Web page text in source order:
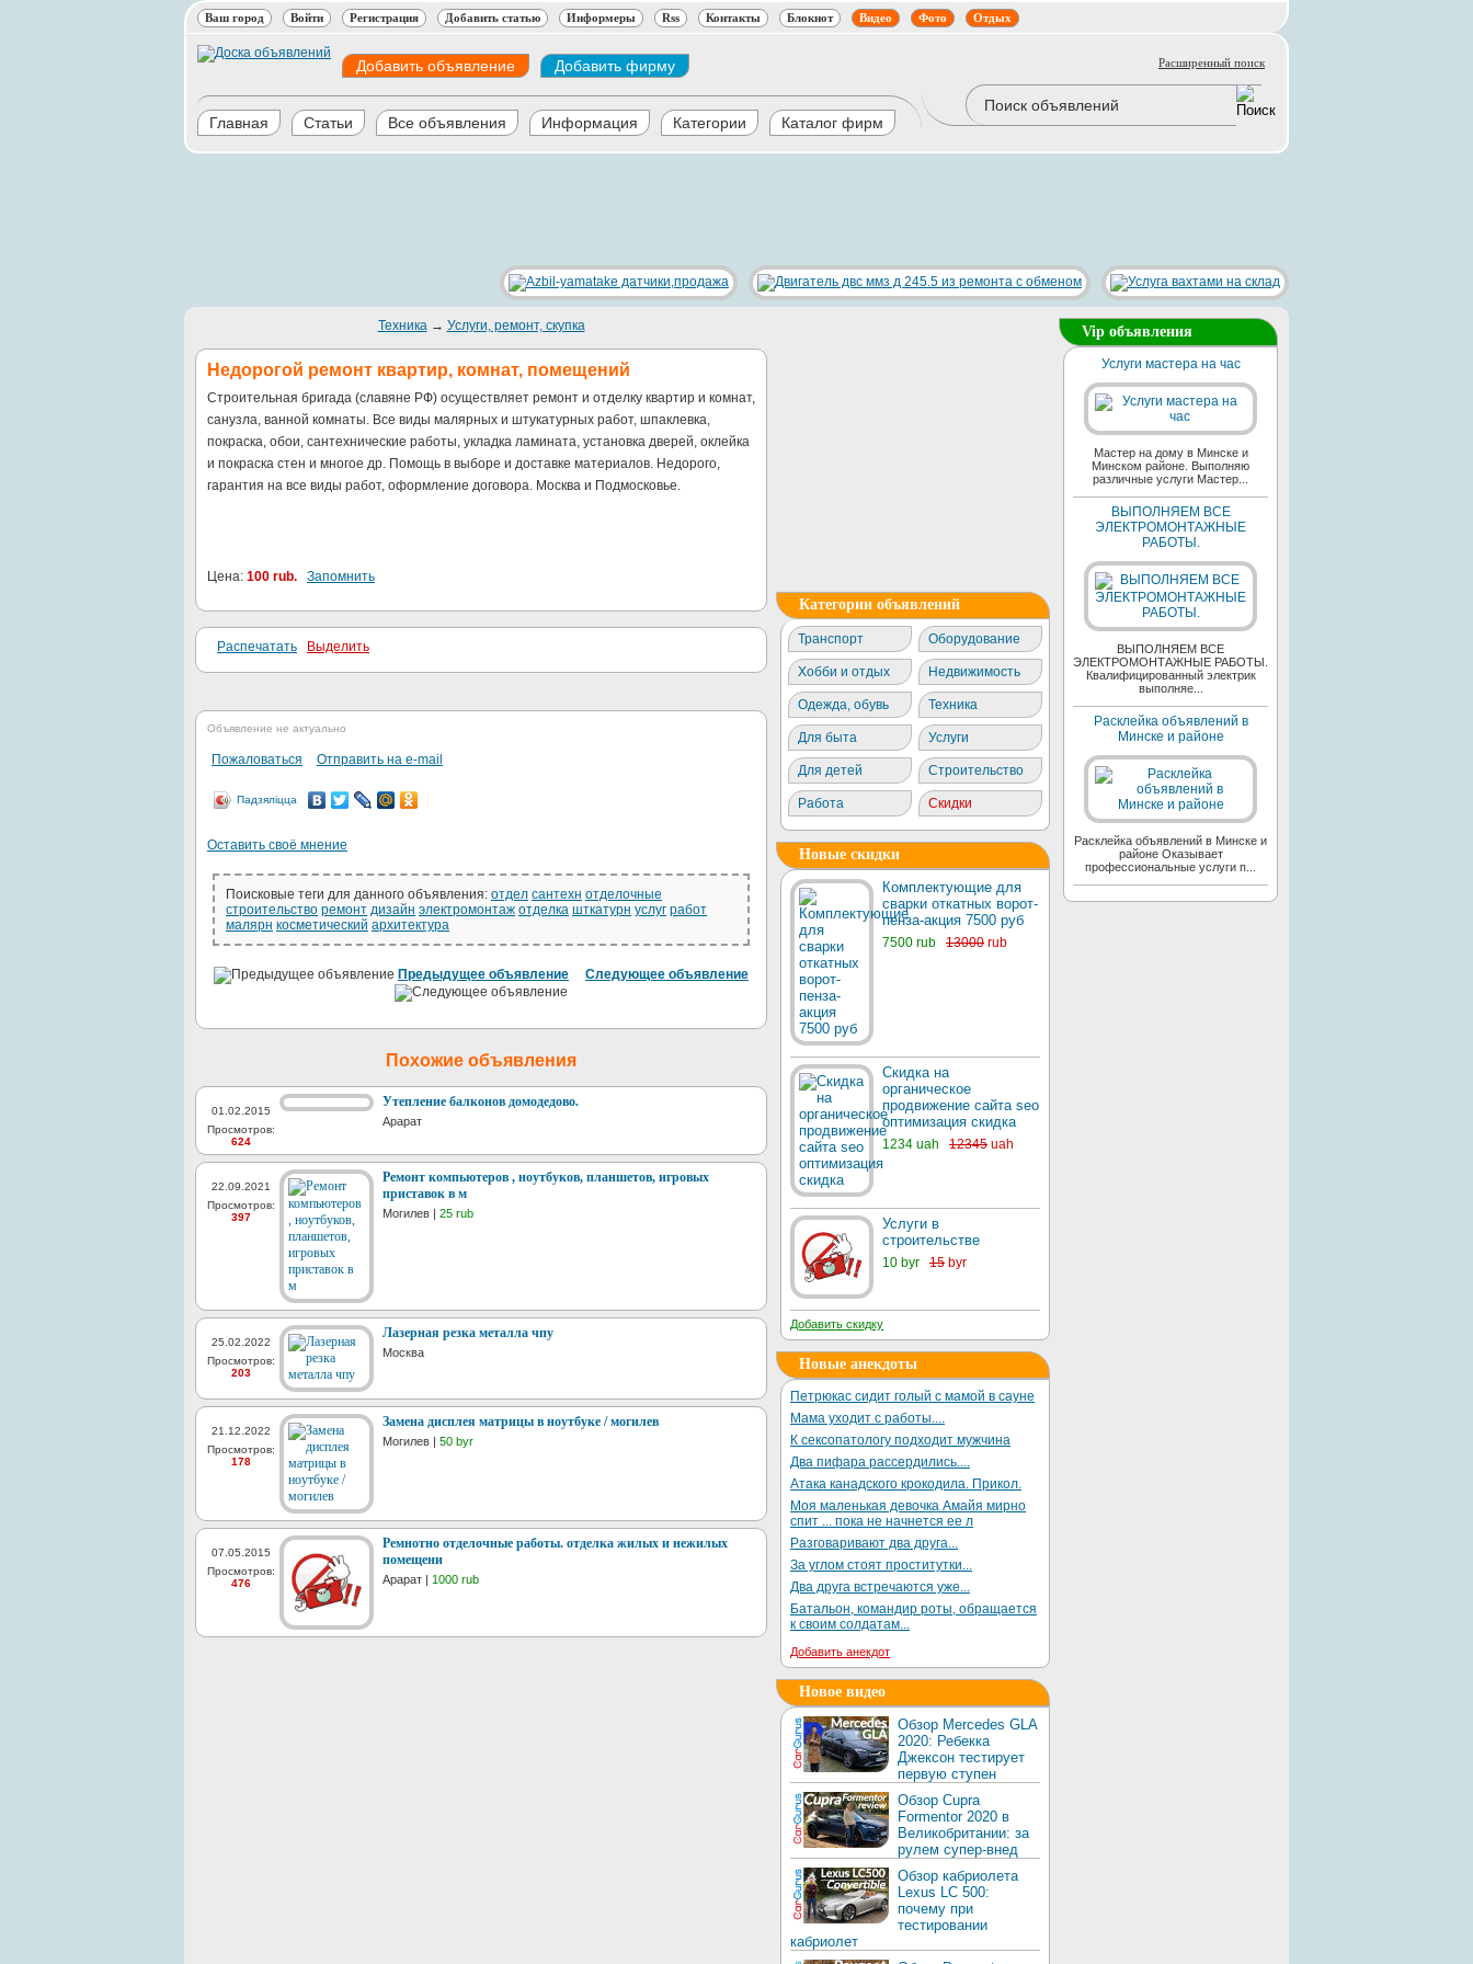
Ваш город Войти Регистрация Добавить статью Информеры Rss Контакты Блокнот Видео Фото Отдых
Добавить объявление Добавить фирму Расширенный поиск
Главная Статьи Все объявления Информация Категории Каталог фирм
Техника→ Услуги, ремонт, скупка
Недорогой ремонт квартир, комнат, помещений
Строительная бригада (славяне РФ) осуществляет ремонт и отделку квартир и комнат,
санузла, ванной комнаты. Все виды малярных и штукатурных работ, шпаклевка,
покраска, обои, сантехнические работы, укладка ламината, установка дверей, оклейка
и покраска стен и многое др. Помощь в выборе и доставке материалов. Недорого,
гарантия на все виды работ, оформление договора. Москва и Подмосковье.
Цена: 100 rub. Запомнить
Распечатать Выделить
Объявление не актуально
Пожаловаться Отправить на e-mail
Падзяліцца
Оставить своё мнение
Поисковые теги для данного объявления: отдел сантехн отделочные
строительство ремонт дизайн электромонтаж отделка шткатурн услуг работ
малярн косметический архитектура
Предыдущее объявление Следующее объявление
Похожие объявления
01.02.2015
Просмотров:
624
Утепление балконов домодедово.
Арарат
22.09.2021
Просмотров:
397
Ремонт компьютеров , ноутбуков, планшетов, игровых
приставок в м
Могилев | 25 rub
25.02.2022
Просмотров:
203
Лазерная резка металла чпу
Москва
21.12.2022
Просмотров:
178
Замена дисплея матрицы в ноутбуке / могилев
Могилев | 50 byr
07.05.2015
Просмотров:
476
Ремнотно отделочные работы. отделка жилых и нежилых
помещени
Арарат | 1000 rub
Категории объявлений
Транспорт Оборудование
Хобби и отдых Недвижимость
Одежда, обувь Техника
Для быта Услуги
Для детей Строительство
Работа Скидки
Новые скидки
Комплектующие для
сварки откатных ворот-
пенза-акция 7500 руб
7500 rub 13000 rub
Скидка на
органическое
продвижение сайта seo
оптимизация скидка
1234 uah 12345 uah
Услуги в
строительстве
10 byr 15 byr
Добавить скидку
Новые анекдоты
Петрюкас сидит голый с мамой в сауне
Мама уходит с работы....
К сексопатологу подходит мужчина
Два пифара рассердились....
Атака канадского крокодила. Прикол.
Моя маленькая девочка Амайя мирно
спит ... пока не начнется ее л
Разговаривают два друга...
За углом стоят проститутки...
Два друга встречаются уже...
Батальон, командир роты, обращается
к своим солдатам...
Добавить анекдот
Новое видео
Обзор Mercedes GLA
2020: Ребекка
Джексон тестирует
первую ступен
Обзор Cupra
Formentor 2020 в
Великобритании: за
рулем супер-внед
Обзор кабриолета
Lexus LC 500:
почему при
тестировании
кабриолет
Vip объявления
Услуги мастера на час
Мастер на дому в Минске и
Минском районе. Выполняю
различные услуги Мастер...
ВЫПОЛНЯЕМ ВСЕ
ЭЛЕКТРОМОНТАЖНЫЕ
РАБОТЫ.
ВЫПОЛНЯЕМ ВСЕ
ЭЛЕКТРОМОНТАЖНЫЕ РАБОТЫ.
Квалифицированный электрик
выполняе...
Расклейка объявлений в
Минске и районе
Расклейка объявлений в Минске и
районе Оказывает
профессиональные услуги п...